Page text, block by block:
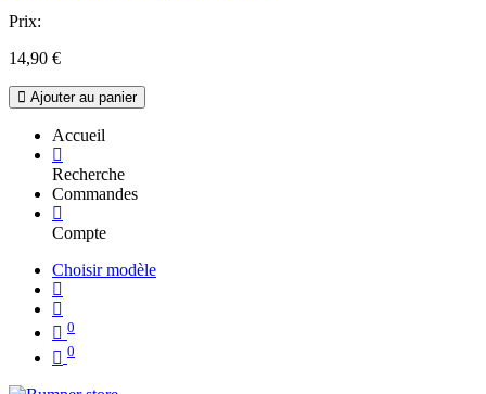
Prix:
14,90 €
Ajouter au panier
Accueil
Recherche
Commandes
Compte
Choisir modèle
0
0